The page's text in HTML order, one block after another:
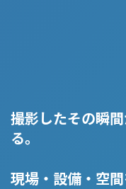
撮影したその瞬
る。
現場・設備・空